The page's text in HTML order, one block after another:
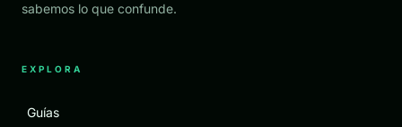
sabemos lo que confunde.
EXPLORA
Guías